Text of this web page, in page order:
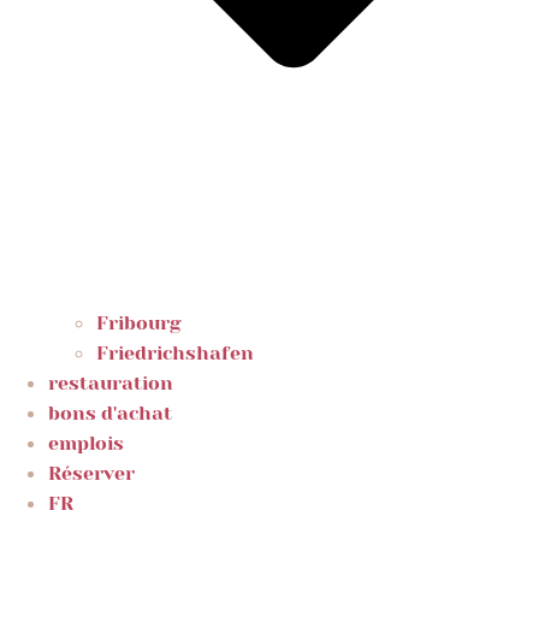
Fribourg
Friedrichshafen
restauration
bons d'achat
emplois
Réserver
FR